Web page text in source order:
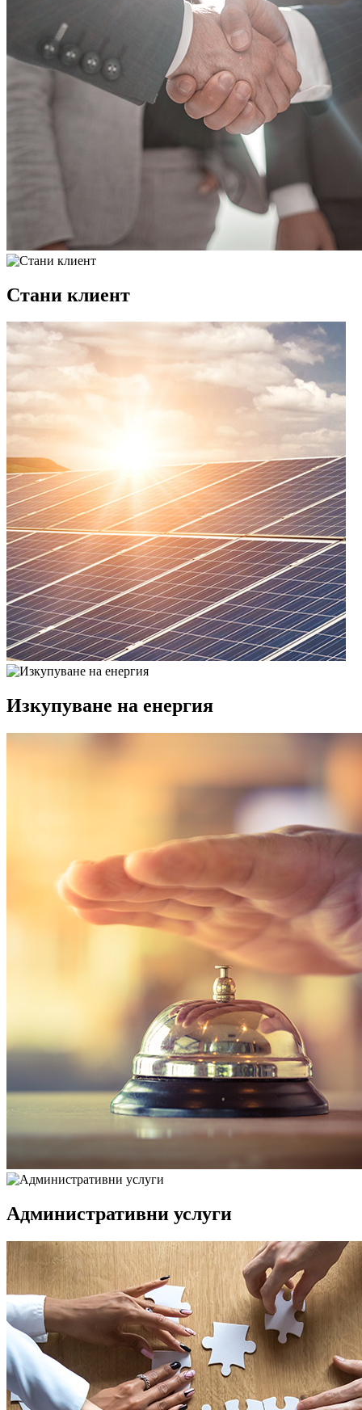
Стани клиент
Изкупуване на енергия
Административни услуги